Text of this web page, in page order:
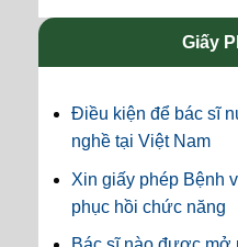
Giấy
Điều kiện để bác sĩ
nghề tại Việt Nam
Xin giấy phép Bệnh
phục hồi chức năng